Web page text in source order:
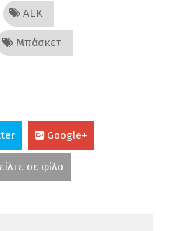
ΑΕΚ
Μπάσκετ
Google+
σε φίλο